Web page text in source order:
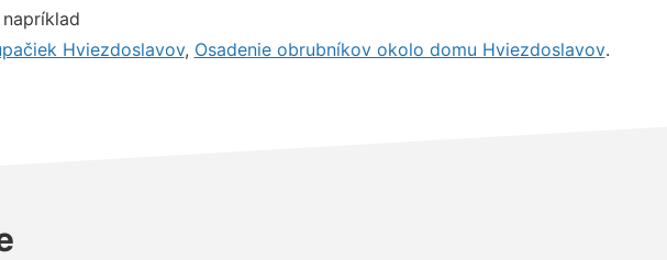
Hviezdoslavov, Osadenie obrubníkov okolo domu Hviezdoslavov.